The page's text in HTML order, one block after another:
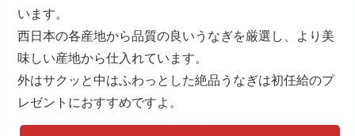
います。
西日本の各産地から品質の良いうなぎを厳選し、より美
味しい産地から仕入れています。
外はサクッと中はふわっとした絶品うなぎは初任給のプ
レゼントにおすすめですよ。